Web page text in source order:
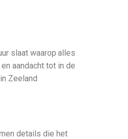
slaat waarop alles
aandacht tot in de
Zeeland
details die het